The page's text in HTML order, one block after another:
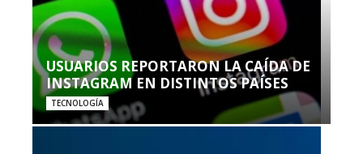
USUARIOS REPORTARON LA CAÍDA DE
INSTAGRAM EN DISTINTOS PAÍSES
TECNOLOGÍA